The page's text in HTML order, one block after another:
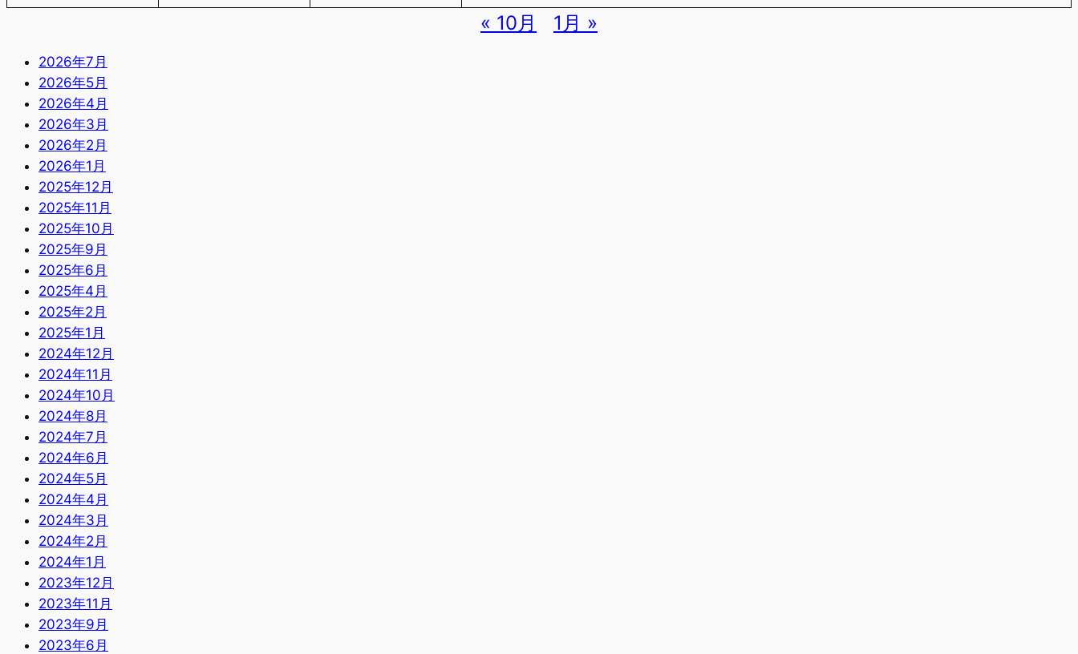
« 10月
1月 »
2026年7月
2026年5月
2026年4月
2026年3月
2026年2月
2026年1月
2025年12月
2025年11月
2025年10月
2025年9月
2025年6月
2025年4月
2025年2月
2025年1月
2024年12月
2024年11月
2024年10月
2024年8月
2024年7月
2024年6月
2024年5月
2024年4月
2024年3月
2024年2月
2024年1月
2023年12月
2023年11月
2023年9月
2023年6月